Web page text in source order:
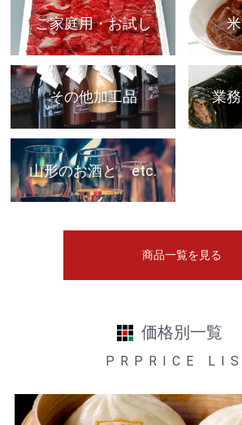
ご家庭用・お試し
その他加工品 業
山形のお酒と。etc.
商品一覧を見る
価格別一覧
PRPRICE